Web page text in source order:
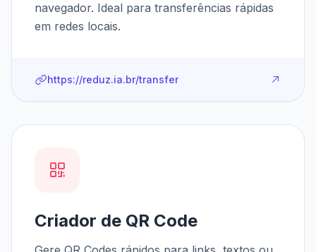
navegador. Ideal para transferências rápidas
em redes locais.
https://reduz.ia.br/transfer
Criador de QR Code